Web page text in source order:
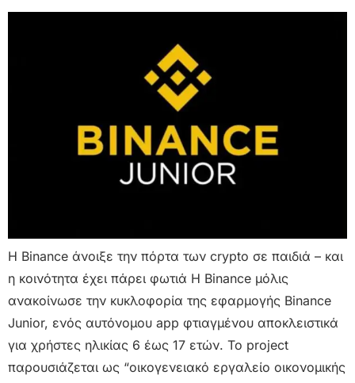
Η Binance άνοιξε την πόρτα των crypto σε παιδιά – και
η κοινότητα έχει πάρει φωτιά Η Binance μόλις
ανακοίνωσε την κυκλοφορία της εφαρμογής Binance
Junior, ενός αυτόνομου app φτιαγμένου αποκλειστικά
για χρήστες ηλικίας 6 έως 17 ετών. Το project
παρουσιάζεται ως “οικογενειακό εργαλείο οικονομικής